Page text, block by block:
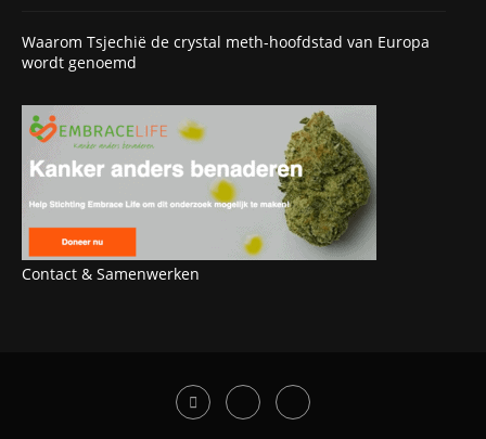
Waarom Tsjechië de crystal meth-hoofdstad van Europa
wordt genoemd
Contact & Samenwerken